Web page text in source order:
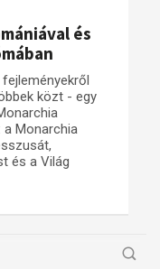
és
közt - egy
Monarchia
és a Világ